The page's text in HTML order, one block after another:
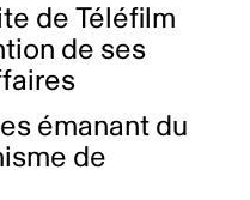
de Téléfilm
de ses
émanant du
de